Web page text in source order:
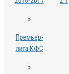
»
Премьер-
лига КФС
»